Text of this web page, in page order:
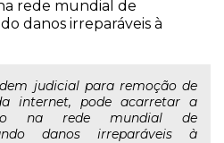
rede mundial de
danos irreparáveis à
judicial para remoção de
internet, pode acarretar a
na rede mundial de
danos irreparáveis à